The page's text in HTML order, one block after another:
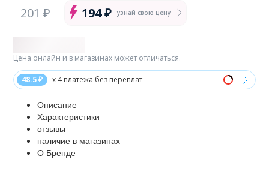
201 ₽ 194 ₽ узнай свою цену
48.5 ₽ x 4 платежа без переплат
Цена онлайн и в магазинах может отличаться.
Описание
Характеристики
отзывы
наличие в магазинах
О Бренде